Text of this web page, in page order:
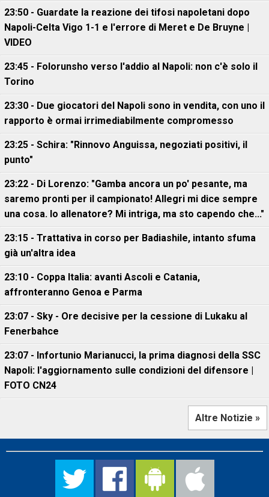
23:50 - Guardate la reazione dei tifosi napoletani dopo
Napoli-Celta Vigo 1-1 e l'errore di Meret e De Bruyne |
VIDEO
23:45 - Folorunsho verso l'addio al Napoli: non c'è solo il
Torino
23:30 - Due giocatori del Napoli sono in vendita, con uno il
rapporto è ormai irrimediabilmente compromesso
23:25 - Schira: "Rinnovo Anguissa, negoziati positivi, il
punto"
23:22 - Di Lorenzo: "Gamba ancora un po' pesante, ma
saremo pronti per il campionato! Allegri mi dice sempre
una cosa. Io allenatore? Mi intriga, ma sto capendo che..."
23:15 - Trattativa in corso per Badiashile, intanto sfuma
già un'altra idea
23:10 - Coppa Italia: avanti Ascoli e Catania,
affronteranno Genoa e Parma
23:07 - Sky - Ore decisive per la cessione di Lukaku al
Fenerbahce
23:07 - Infortunio Marianucci, la prima diagnosi della SSC
Napoli: l'aggiornamento sulle condizioni del difensore |
FOTO CN24
Altre Notizie »